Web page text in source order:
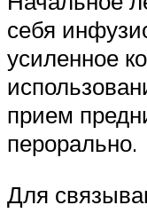
себя
усиленное
прием
перорально.
Для